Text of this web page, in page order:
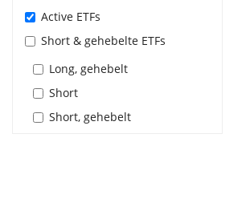
Active ETFs
Short & gehebelte ETFs
Long, gehebelt
Short
Short, gehebelt